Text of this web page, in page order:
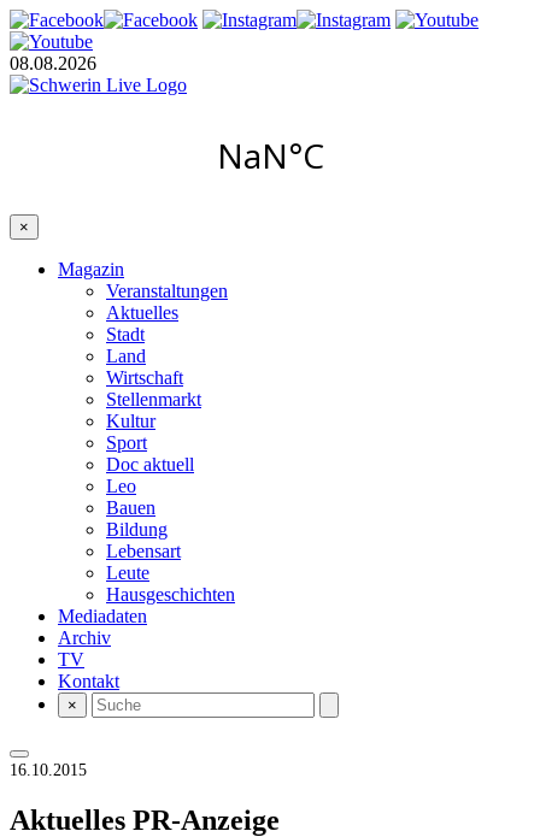
08.08.2026
×
Magazin
Veranstaltungen
Aktuelles
Stadt
Land
Wirtschaft
Stellenmarkt
Kultur
Sport
Doc aktuell
Leo
Bauen
Bildung
Lebensart
Leute
Hausgeschichten
Mediadaten
Archiv
TV
Kontakt
×
16.10.2015
Aktuelles PR-Anzeige